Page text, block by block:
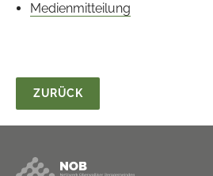
Medienmitteilung
ZURÜCK